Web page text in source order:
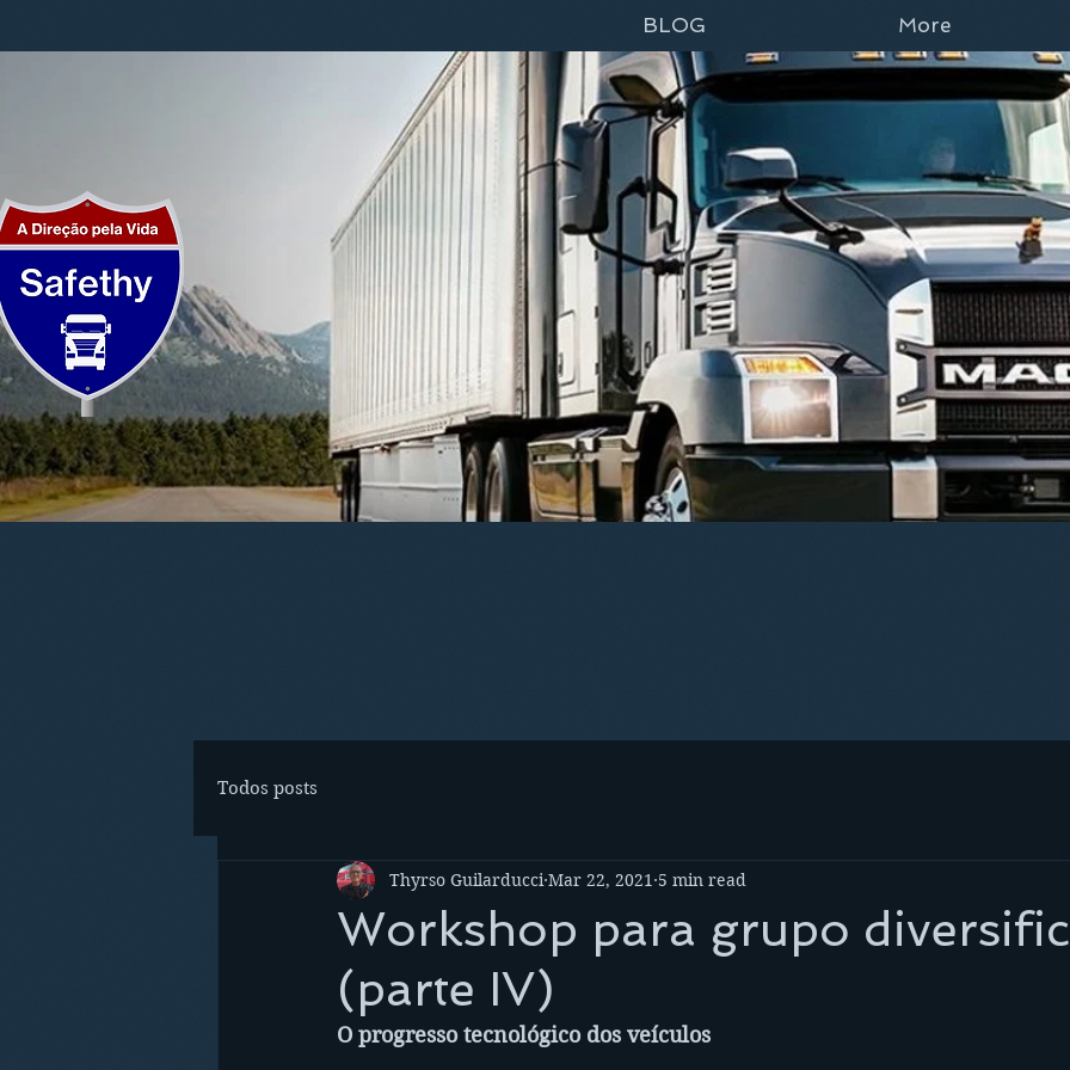
BLOG More
Todos posts
Workshop para grupo
(parte IV)
Thyrso Guilarducci Mar 22, 2021 5 min read
O progresso tecnológico dos veículos